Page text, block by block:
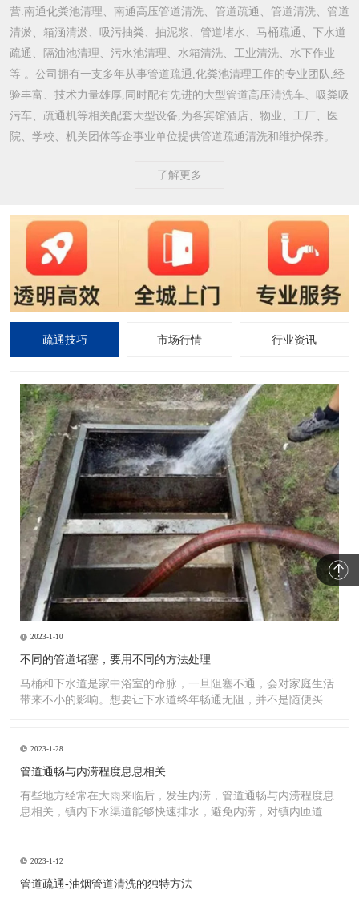
营:南通化粪池清理、南通高压管道清洗、管道疏通、管道清洗、管道
清淤、箱涵清淤、吸污抽粪、抽泥浆、管道堵水、马桶疏通、下水道
疏通、隔油池清理、污水池清理、水箱清洗、工业清洗、水下作业
等 。公司拥有一支多年从事管道疏通,化粪池清理工作的专业团队,经
验丰富、技术力量雄厚,同时配有先进的大型管道高压清洗车、吸粪吸
污车、疏通机等相关配套大型设备,为各宾馆酒店、物业、工厂、医
院、学校、机关团体等企事业单位提供管道疏通清洗和维护保养。
了解更多
疏通技巧 市场行情 行业资讯
2023-1-10
不同的管道堵塞，要用不同的方法处理
马桶和下水道是家中浴室的命脉，一旦阻塞不通，会对家庭生活
带来不小的影响。想要让下水道终年畅通无阻，并不是随便买一
2023-1-28
管道通畅与内涝程度息息相关
有些地方经常在大雨来临后，发生内涝，管道通畅与内涝程度息
息相关，镇内下水渠道能够快速排水，避免内涝，对镇内匝道、
2023-1-12
管道疏通-油烟管道清洗的独特方法